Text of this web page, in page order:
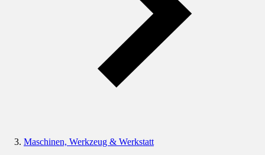
Maschinen, Werkzeug & Werkstatt